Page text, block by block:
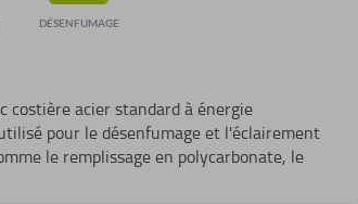
DÉSENFUMAGE
costière acier standard à énergie
pour le désenfumage et l'éclairement
le remplissage en polycarbonate, le